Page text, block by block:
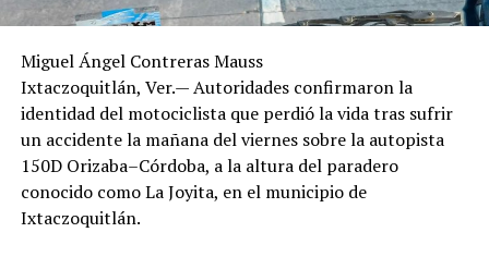
Miguel Ángel Contreras Mauss
Ixtaczoquitlán, Ver.— Autoridades confirmaron la
identidad del motociclista que perdió la vida tras sufrir
un accidente la mañana del viernes sobre la autopista
150D Orizaba–Córdoba, a la altura del paradero
conocido como La Joyita, en el municipio de
Ixtaczoquitlán.